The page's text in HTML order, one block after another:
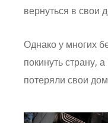
вернуться в свои
Однако у многих
покинуть страну,
потеряли свои
Image